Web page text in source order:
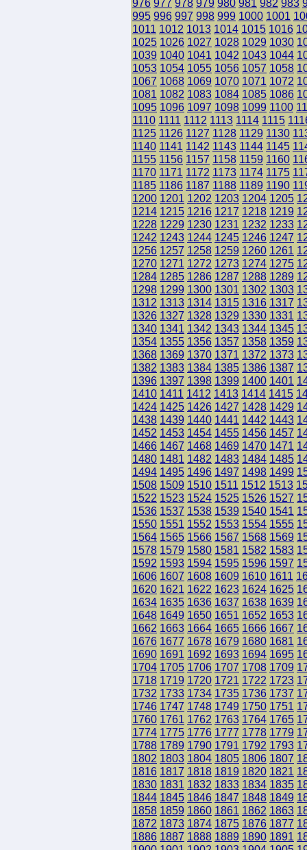
976 977 978 979 980 981 982 983
995 996 997 998 999 1000 1001
1011 1012 1013 1014 1015 1016
1025 1026 1027 1028 1029 1030
1039 1040 1041 1042 1043 1044
1053 1054 1055 1056 1057 1058
1067 1068 1069 1070 1071 1072
1081 1082 1083 1084 1085 1086
1095 1096 1097 1098 1099 1100
1110 1111 1112 1113 1114 1115
1125 1126 1127 1128 1129 1130
1140 1141 1142 1143 1144 1145
1155 1156 1157 1158 1159 1160
1170 1171 1172 1173 1174 1175
1185 1186 1187 1188 1189 1190
1200 1201 1202 1203 1204 1205
1214 1215 1216 1217 1218 1219
1228 1229 1230 1231 1232 1233
1242 1243 1244 1245 1246 1247
1256 1257 1258 1259 1260 1261
1270 1271 1272 1273 1274 1275
1284 1285 1286 1287 1288 1289
1298 1299 1300 1301 1302 1303
1312 1313 1314 1315 1316 1317
1326 1327 1328 1329 1330 1331
1340 1341 1342 1343 1344 1345
1354 1355 1356 1357 1358 1359
1368 1369 1370 1371 1372 1373
1382 1383 1384 1385 1386 1387
1396 1397 1398 1399 1400 1401
1410 1411 1412 1413 1414 1415
1424 1425 1426 1427 1428 1429
1438 1439 1440 1441 1442 1443
1452 1453 1454 1455 1456 1457
1466 1467 1468 1469 1470 1471
1480 1481 1482 1483 1484 1485
1494 1495 1496 1497 1498 1499
1508 1509 1510 1511 1512 1513
1522 1523 1524 1525 1526 1527
1536 1537 1538 1539 1540 1541
1550 1551 1552 1553 1554 1555
1564 1565 1566 1567 1568 1569
1578 1579 1580 1581 1582 1583
1592 1593 1594 1595 1596 1597
1606 1607 1608 1609 1610 1611
1620 1621 1622 1623 1624 1625
1634 1635 1636 1637 1638 1639
1648 1649 1650 1651 1652 1653
1662 1663 1664 1665 1666 1667
1676 1677 1678 1679 1680 1681
1690 1691 1692 1693 1694 1695
1704 1705 1706 1707 1708 1709
1718 1719 1720 1721 1722 1723
1732 1733 1734 1735 1736 1737
1746 1747 1748 1749 1750 1751
1760 1761 1762 1763 1764 1765
1774 1775 1776 1777 1778 1779
1788 1789 1790 1791 1792 1793
1802 1803 1804 1805 1806 1807
1816 1817 1818 1819 1820 1821
1830 1831 1832 1833 1834 1835
1844 1845 1846 1847 1848 1849
1858 1859 1860 1861 1862 1863
1872 1873 1874 1875 1876 1877
1886 1887 1888 1889 1890 1891